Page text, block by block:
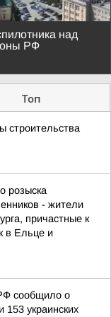
над
РФ
Топ
строительства
розыска
- жители
причастные к
в Ельце и
сообщило о
153 украинских